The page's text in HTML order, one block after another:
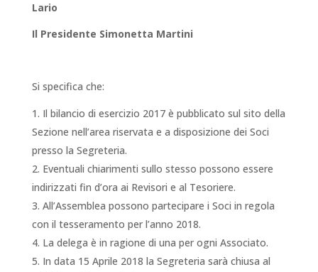
Lario
Il Presidente Simonetta Martini
Si specifica che:
Il bilancio di esercizio 2017 è pubblicato sul sito della
Sezione nell’area riservata e a disposizione dei Soci
presso la Segreteria.
Eventuali chiarimenti sullo stesso possono essere
indirizzati fin d’ora ai Revisori e al Tesoriere.
All’Assemblea possono partecipare i Soci in regola
con il tesseramento per l’anno 2018.
La delega è in ragione di una per ogni Associato.
In data 15 Aprile 2018 la Segreteria sarà chiusa al